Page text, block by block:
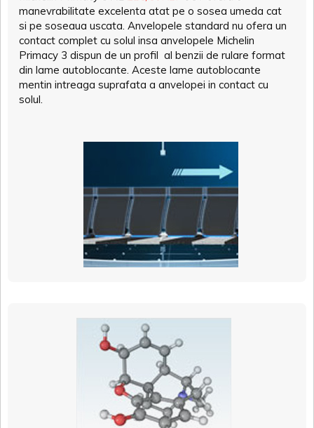
manevrabilitate excelenta atat pe o sosea umeda cat
si pe soseaua uscata. Anvelopele standard nu ofera un
contact complet cu solul insa anvelopele Michelin
Primacy 3 dispun de un profil al benzii de rulare format
din lame autoblocante. Aceste lame autoblocante
mentin intreaga suprafata a anvelopei in contact cu
solul.